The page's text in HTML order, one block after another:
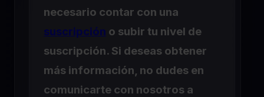
necesario contar con una
suscripción o subir tu nivel de
suscripción. Si deseas obtener
más información, no dudes en
comunicarte con nosotros a